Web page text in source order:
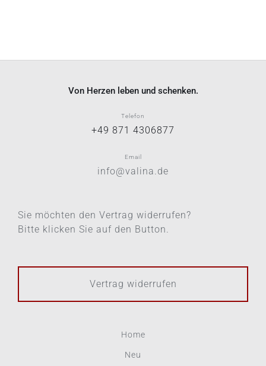
Von Herzen leben und schenken.
Telefon
+49 871 4306877
Email
info@valina.de
Sie möchten den Vertrag widerrufen?
Bitte klicken Sie auf den Button.
Vertrag widerrufen
Home
Neu